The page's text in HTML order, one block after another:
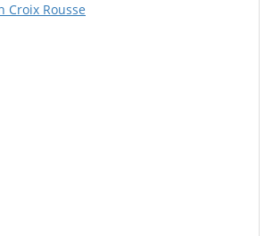
Croix Rousse